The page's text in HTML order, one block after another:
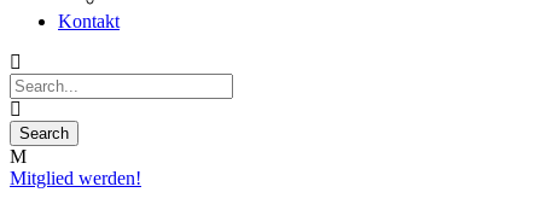
Kontakt
Mitglied werden!